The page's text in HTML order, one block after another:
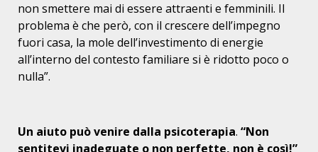
non smettere mai di essere attraenti e femminili. Il
problema è che però, con il crescere dell’impegno
fuori casa, la mole dell’investimento di energie
all’interno del contesto familiare si è ridotto poco o
nulla”.
Un aiuto può venire dalla psicoterapia. “Non
sentitevi inadeguate o non perfette, non è così!”